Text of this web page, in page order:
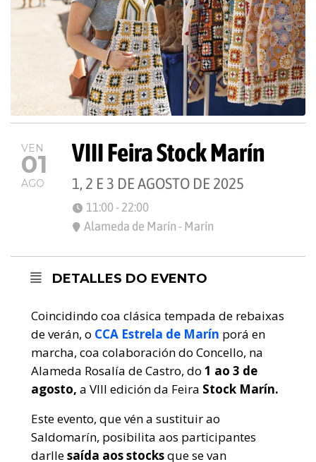
VEN
01
AGO
VIII Feira Stock Marín
1, 2 E 3 DE AGOSTO DE 2025
11:00 - 22:00
Alameda de Marín - Marín
DETALLES DO EVENTO
Coincidindo coa clásica tempada de rebaixas
de verán, o CCA Estrela de Marín porá en
marcha, coa colaboración do Concello, na
Alameda Rosalía de Castro, do 1 ao 3 de
agosto, a VIII edición da Feira Stock Marín.
Este evento, que vén a sustituir ao
Saldomarín, posibilita aos participantes
darllesaída aos stocksque se van